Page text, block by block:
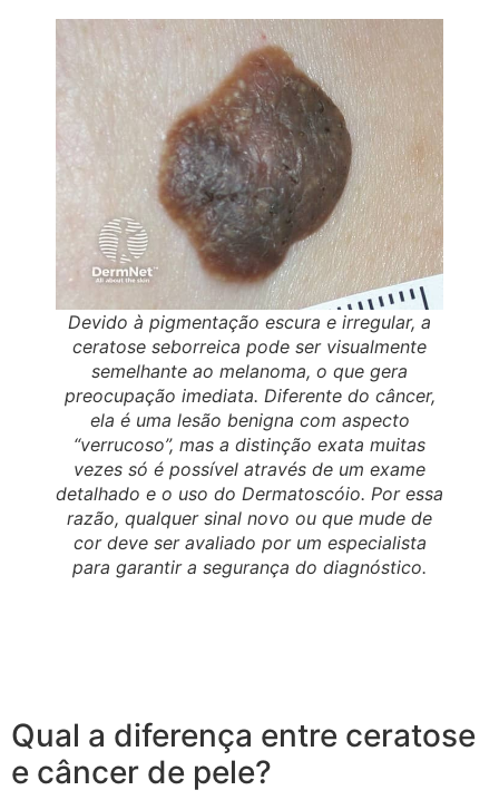
Devido à pigmentação escura e irregular, a
ceratose seborreica pode ser visualmente
semelhante ao melanoma, o que gera
preocupação imediata. Diferente do câncer,
ela é uma lesão benigna com aspecto
“verrucoso”, mas a distinção exata muitas
vezes só é possível através de um exame
detalhado e o uso do Dermatoscóio. Por essa
razão, qualquer sinal novo ou que mude de
cor deve ser avaliado por um especialista
para garantir a segurança do diagnóstico.
Qual a diferença entre ceratose
e câncer de pele?